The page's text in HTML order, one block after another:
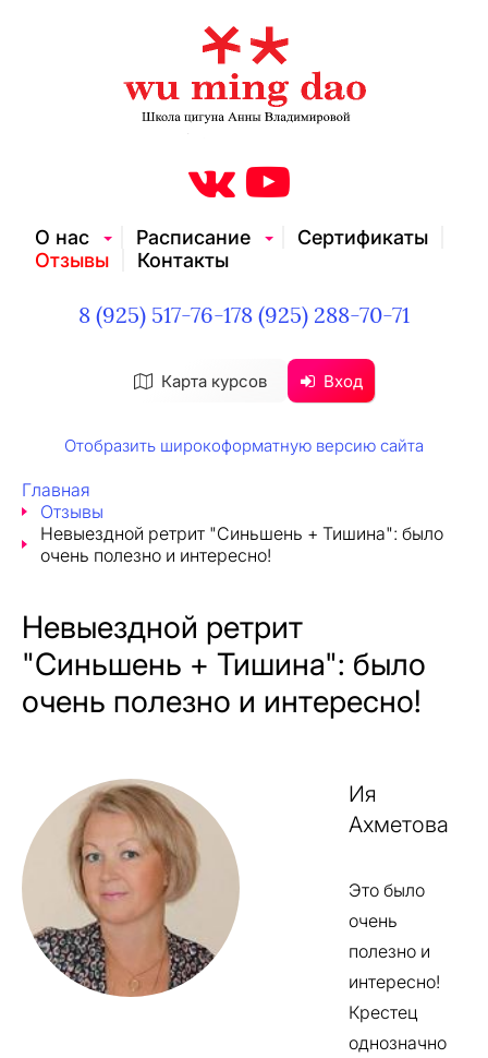
О нас Расписание
Сертификаты
Отзывы
Контакты
Карта курсов Вход
8 (925) 517-76-178 (925) 288-70-71
Отобразить широкоформатную версию сайта
Главная
Отзывы
Невыездной ретрит "Синьшень + Тишина": было
очень полезно и интересно!
Невыездной ретрит
"Синьшень + Тишина": было
очень полезно и интересно!
Ия
Ахметова
Это было
очень
полезно и
интересно!
Крестец
однозначно